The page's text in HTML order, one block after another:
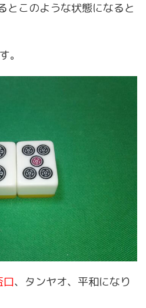
とこのような状態になると
。
口、タンヤオ、平和になり